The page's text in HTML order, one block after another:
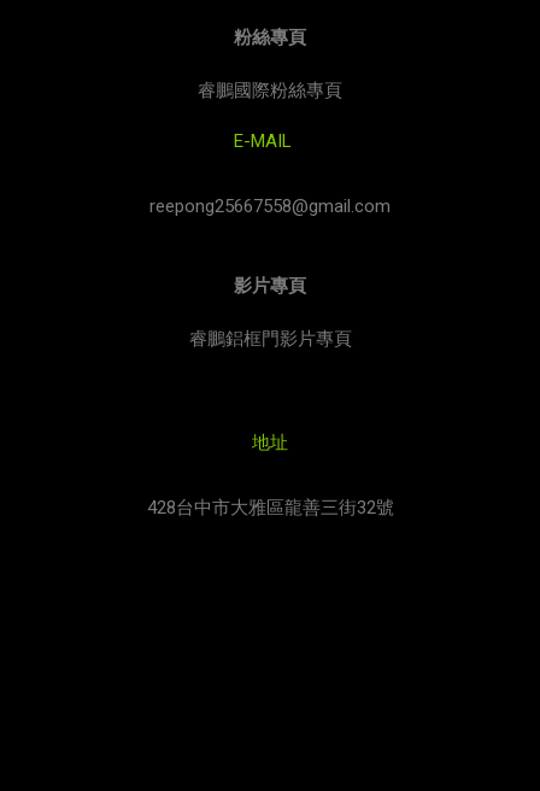
粉絲專頁
睿鵬國際粉絲專頁
E-MAIL
reepong25667558@gmail.com
影片專頁
睿鵬鋁框門影片專頁
地址
428台中市大雅區龍善三街32號